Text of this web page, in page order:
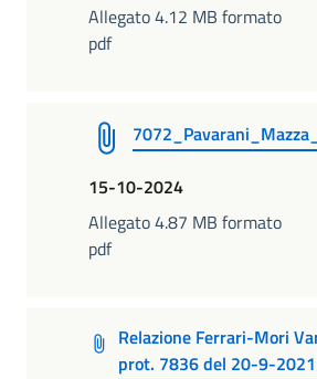
Allegato 4.12 MB formato
pdf
15-10-2024
Allegato 4.87 MB formato
pdf
Relazione Ferrari-Mori
prot. 7836 del 20-9-2021